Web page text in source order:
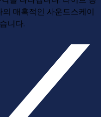
매혹적인 사운드스케이
니다.